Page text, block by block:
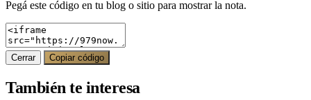
Pegá este código en tu blog o sitio para mostrar la nota.
Cerrar Copiar código
También te interesa